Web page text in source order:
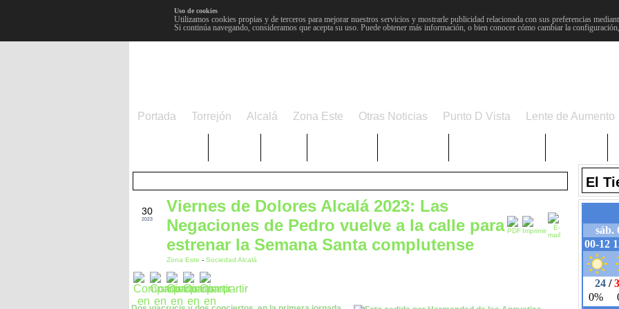
Uso de cookies
Utilizamos cookies propias y de terceros para mejorar nuestros servicios y mostrarle publicidad relacionada con sus preferencias
Si continúa navegando, consideramos que acepta su uso. Puede obtener más información, o bien conocer cómo cambiar la
Portada Torrejón Alcalá Zona Este Otras Noticias Punto D Vista Lente de Aumento
30
2023
Viernes de Dolores Alcalá 2023: Las
Negaciones de Pedro vuelve a la calle para
estrenar la Semana Santa complutense
Zona Este - Sociedad Alcalá
El